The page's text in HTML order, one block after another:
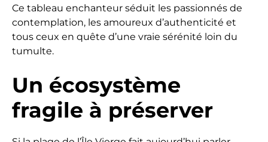
Ce tableau enchanteur séduit les passionnés de
contemplation, les amoureux d’authenticité et
tous ceux en quête d’une vraie sérénité loin du
tumulte.
Un écosystème
fragile à préserver